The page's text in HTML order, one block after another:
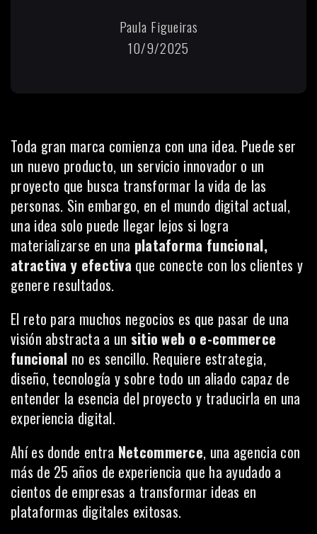
Paula Figueiras
10/9/2025
Toda gran marca comienza con una idea. Puede ser
un nuevo producto, un servicio innovador o un
proyecto que busca transformar la vida de las
personas. Sin embargo, en el mundo digital actual,
una idea solo puede llegar lejos si logra
materializarse en una plataforma funcional,
atractiva y efectiva que conecte con los clientes y
genere resultados.
El reto para muchos negocios es que pasar de una
visión abstracta a un sitio web o e-commerce
funcional no es sencillo. Requiere estrategia,
diseño, tecnología y sobre todo un aliado capaz de
entender la esencia del proyecto y traducirla en una
experiencia digital.
Ahí es donde entra Netcommerce, una agencia con
más de 25 años de experiencia que ha ayudado a
cientos de empresas a transformar ideas en
plataformas digitales exitosas.